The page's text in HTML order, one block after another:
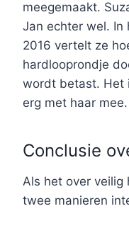
meegemaakt.
Jan echter wel. In
2016 vertelt ze
hardlooprondje
wordt betast. Het
erg met haar
Conclusie
Als het over
twee manieren